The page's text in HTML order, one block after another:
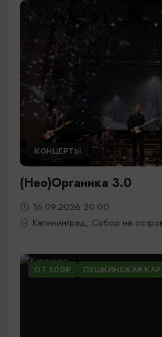
КОНЦЕРТЫ
(Нео)Органика 3.0
16.09.2026 20:00
Калининград, Собор на
ОТ 500₽ ПУШКИНСКАЯ